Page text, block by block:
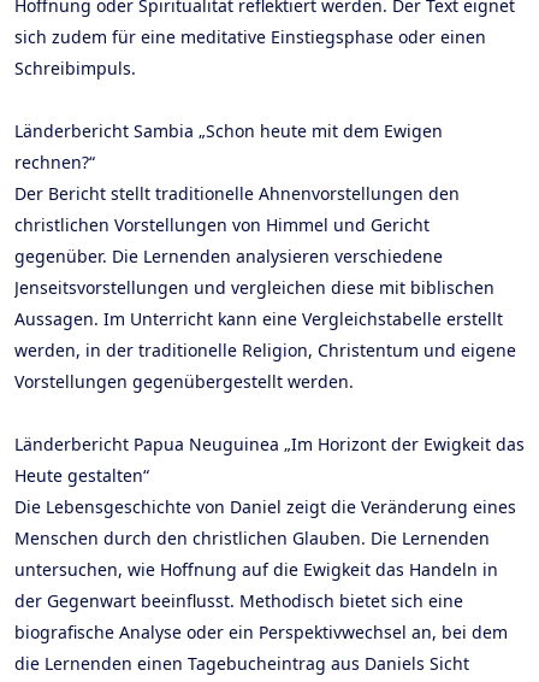
Hoffnung oder Spiritualität reflektiert werden. Der Text eignet
sich zudem für eine meditative Einstiegsphase oder einen
Schreibimpuls.
Länderbericht Sambia „Schon heute mit dem Ewigen
rechnen?“
Der Bericht stellt traditionelle Ahnenvorstellungen den
christlichen Vorstellungen von Himmel und Gericht
gegenüber. Die Lernenden analysieren verschiedene
Jenseitsvorstellungen und vergleichen diese mit biblischen
Aussagen. Im Unterricht kann eine Vergleichstabelle erstellt
werden, in der traditionelle Religion, Christentum und eigene
Vorstellungen gegenübergestellt werden.
Länderbericht Papua Neuguinea „Im Horizont der Ewigkeit das
Heute gestalten“
Die Lebensgeschichte von Daniel zeigt die Veränderung eines
Menschen durch den christlichen Glauben. Die Lernenden
untersuchen, wie Hoffnung auf die Ewigkeit das Handeln in
der Gegenwart beeinflusst. Methodisch bietet sich eine
biografische Analyse oder ein Perspektivwechsel an, bei dem
die Lernenden einen Tagebucheintrag aus Daniels Sicht